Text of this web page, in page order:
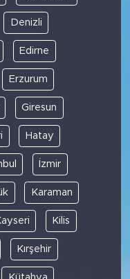
Denizli
Edirne
Erzurum
Giresun
Hatay
İzmir
Karaman
Kilis
Kırşehir